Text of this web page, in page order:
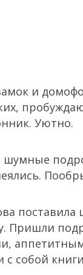
и
Уютно.
шумные
Пришли
с собой